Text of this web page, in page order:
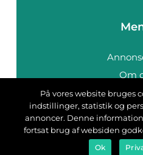
Om
På vores website bruges
indstillinger, statistik og
annoncer. Denne
fortsat brug af websiden
Ok